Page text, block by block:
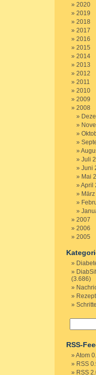
2020
2019
2018
2017
2016
2015
2014
2013
2012
2011
2010
2009
2008
Juli
Juni
Mai
April
2007
2006
2005
(3.686)
RSS-
Atom
RSS
RSS